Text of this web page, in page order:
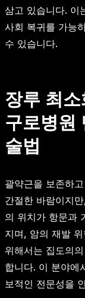
삼고 있습니다. 이
사회 복귀를 가능
수 있습니다.
장루 최
구로병원
술법
괄약근을 보존하
간절한 바람이지
의 위치가 항문과
지며, 암의 재발
위해서는 집도의
합니다. 이 분야에
보적인 전문성을